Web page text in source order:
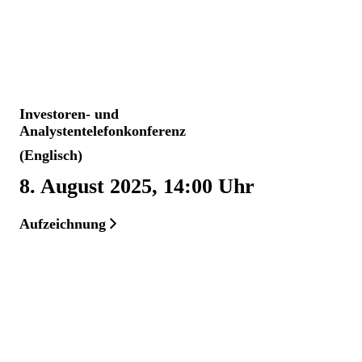
Investoren- und
Analystentelefonkonferenz
(Englisch)
8. August 2025, 14:00 Uhr
Aufzeichnung